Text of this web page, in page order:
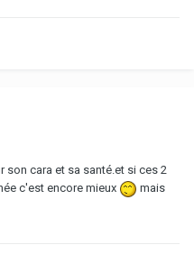
son cara et sa santé.et si ces 2
c'est encore mieux
mais